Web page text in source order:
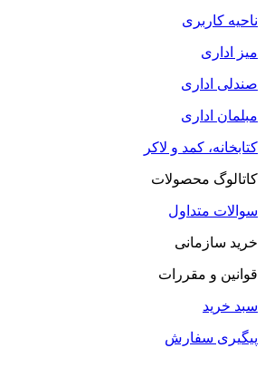
ناحیه کاربری
میز اداری
صندلی اداری
مبلمان اداری
کتابخانه، کمد و لاکر
کاتالوگ محصولات
سوالات متداول
خرید سازمانی
قوانین و مقررات
سبد خرید
پیگیری سفارش